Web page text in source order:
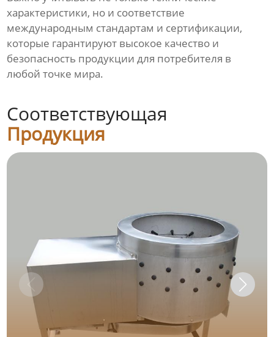
характеристики, но и соответствие
международным стандартам и сертификации,
которые гарантируют высокое качество и
безопасность продукции для потребителя в
любой точке мира.
Соответствующая
Продукция